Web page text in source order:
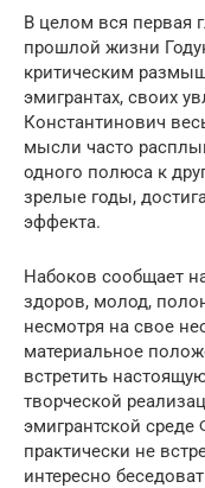
В целом вся первая
прошлой жизни
критическим
эмигрантах, своих
Константинович
мысли часто
одного полюса к
зрелые годы,
эффекта.
Набоков сообщает
здоров, молод,
несмотря на свое
материальное
встретить
творческой
эмигрантской
практически не
интересно